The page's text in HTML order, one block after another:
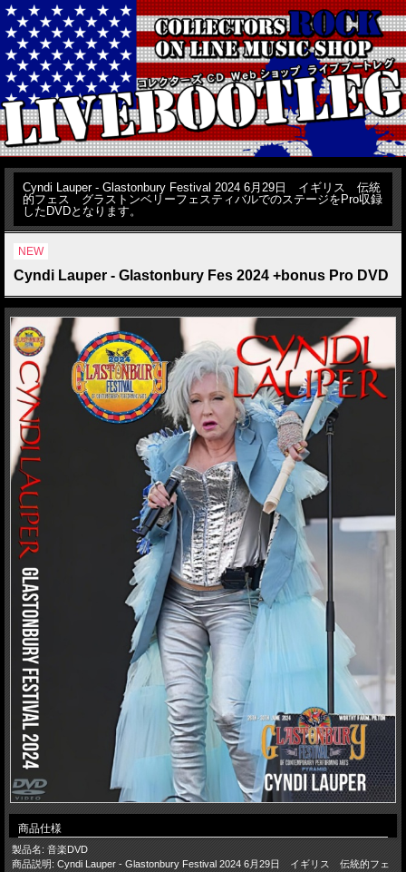
Cyndi Lauper - Glastonbury Festival 2024 6月29日 イギリス 伝統
的フェス グラストンベリーフェスティバルでのステージをPro収録
したDVDとなります。
NEW
Cyndi Lauper - Glastonbury Fes 2024 +bonus Pro DVD
商品仕様
製品名: 音楽DVD
商品説明: Cyndi Lauper - Glastonbury Festival 2024 6月29日 イギリス 伝統的フェ